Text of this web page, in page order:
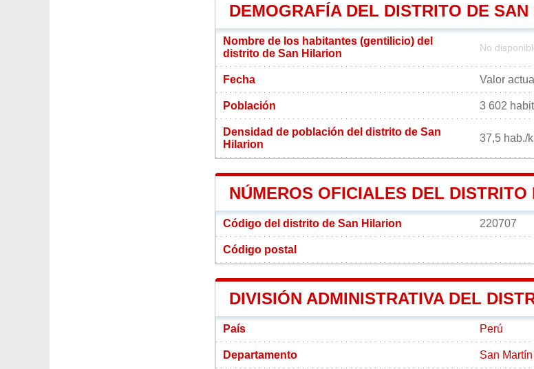
DEMOGRAFÍA DEL DISTRITO DE SAN
Nombre de los habitantes (gentilicio) del
distrito de San Hilarion
No
Fecha Valor actual
Población 3 602
Densidad de población del distrito de San
Hilarion
37,5 hab./
NÚMEROS OFICIALES DEL
Código del distrito de San Hilarion 220707
Código postal
DIVISIÓN ADMINISTRATIVA DEL
País Perú
Departamento San Martín